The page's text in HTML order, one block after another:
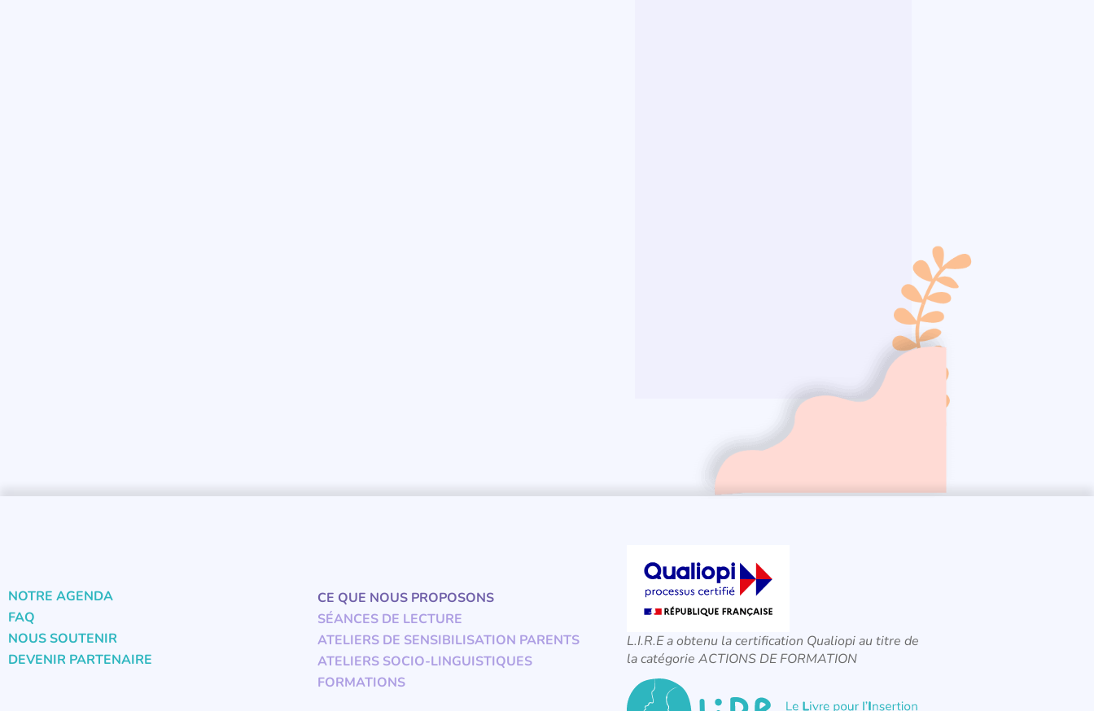
NOTRE AGENDA
FAQ
NOUS SOUTENIR
DEVENIR PARTENAIRE
CE QUE NOUS PROPOSONS
SÉANCES DE LECTURE
ATELIERS DE SENSIBILISATION PARENTS
ATELIERS SOCIO-LINGUISTIQUES
FORMATIONS
L.I.R.E a obtenu la certification Qualiopi au titre de
la catégorie ACTIONS DE FORMATION